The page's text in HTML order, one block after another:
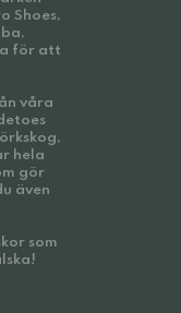
Shoes,
för att
våra
hela
gör
även
som